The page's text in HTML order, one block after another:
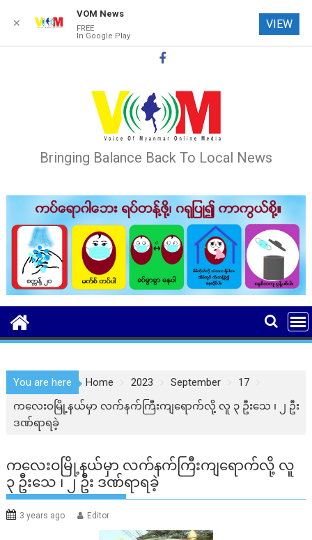
Bringing Balance Back To Local News
You are here Home 2023 September
17
ကလေးဝမြို့နယ်မှာ လက်နက်ကြီးကျရောက်လို့ လူ ၃ ဦးသေ ၊ ၂ ဦး
ဒဏ်ရာရခဲ့
ကလေးဝမြို့နယ်မှာ လက်နက်ကြီးကျရောက်လို့ လူ
၃ ဦးသေ ၊ ၂ ဦး ဒဏ်ရာရခဲ့
3 years ago Editor
✕
VOM News
FREE
In Google Play
VIEW